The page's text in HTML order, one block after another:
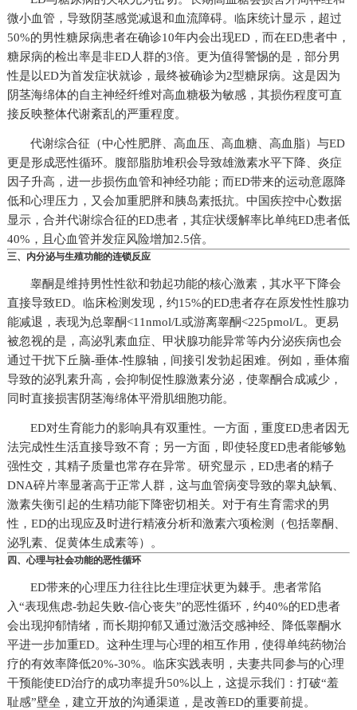
微小血管，导致阴茎感觉减退和血流障碍。临床统计显示，超过
50%的男性糖尿病患者在确诊10年内会出现ED，而在ED患者中，
糖尿病的检出率是非ED人群的3倍。更为值得警惕的是，部分男
性是以ED为首发症状就诊，最终被确诊为2型糖尿病。这是因为
阴茎海绵体的自主神经纤维对高血糖极为敏感，其损伤程度可直
接反映整体代谢紊乱的严重程度。
代谢综合征（中心性肥胖、高血压、高血糖、高血脂）与ED
更是形成恶性循环。腹部脂肪堆积会导致雄激素水平下降、炎症
因子升高，进一步损伤血管和神经功能；而ED带来的运动意愿降
低和心理压力，又会加重肥胖和胰岛素抵抗。中国疾控中心数据
显示，合并代谢综合征的ED患者，其症状缓解率比单纯ED患者低
40%，且心血管并发症风险增加2.5倍。
三、内分泌与生殖功能的连锁反应
睾酮是维持男性性欲和勃起功能的核心激素，其水平下降会
直接导致ED。临床检测发现，约15%的ED患者存在原发性性腺功
能减退，表现为总睾酮<11nmol/L或游离睾酮<225pmol/L。更易
被忽视的是，高泌乳素血症、甲状腺功能异常等内分泌疾病也会
通过干扰下丘脑-垂体-性腺轴，间接引发勃起困难。例如，垂体瘤
导致的泌乳素升高，会抑制促性腺激素分泌，使睾酮合成减少，
同时直接损害阴茎海绵体平滑肌细胞功能。
ED对生育能力的影响具有双重性。一方面，重度ED患者因无
法完成性生活直接导致不育；另一方面，即使轻度ED患者能够勉
强性交，其精子质量也常存在异常。研究显示，ED患者的精子
DNA碎片率显著高于正常人群，这与血管病变导致的睾丸缺氧、
激素失衡引起的生精功能下降密切相关。对于有生育需求的男
性，ED的出现应及时进行精液分析和激素六项检测（包括睾酮、
泌乳素、促黄体生成素等）。
四、心理与社会功能的恶性循环
ED带来的心理压力往往比生理症状更为棘手。患者常陷
入“表现焦虑-勃起失败-信心丧失”的恶性循环，约40%的ED患者
会出现抑郁情绪，而长期抑郁又通过激活交感神经、降低睾酮水
平进一步加重ED。这种生理与心理的相互作用，使得单纯药物治
疗的有效率降低20%-30%。临床实践表明，夫妻共同参与的心理
干预能使ED治疗的成功率提升50%以上，这提示我们：打破“羞
耻感”壁垒，建立开放的沟通渠道，是改善ED的重要前提。